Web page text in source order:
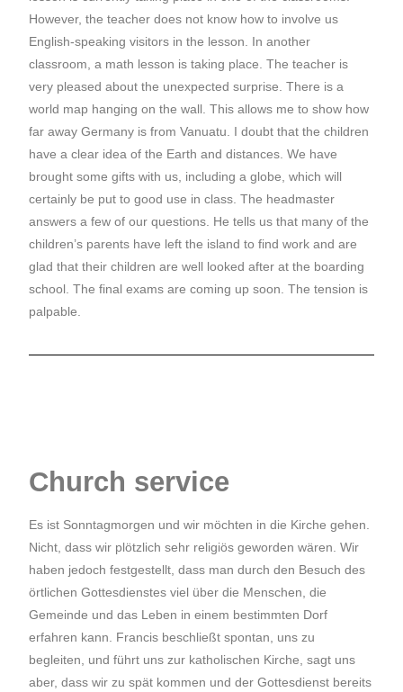
However, the teacher does not know how to involve us
English-speaking visitors in the lesson. In another
classroom, a math lesson is taking place. The teacher is
very pleased about the unexpected surprise. There is a
world map hanging on the wall. This allows me to show how
far away Germany is from Vanuatu. I doubt that the children
have a clear idea of the Earth and distances. We have
brought some gifts with us, including a globe, which will
certainly be put to good use in class. The headmaster
answers a few of our questions. He tells us that many of the
children’s parents have left the island to find work and are
glad that their children are well looked after at the boarding
school. The final exams are coming up soon. The tension is
palpable.
Church service
Es ist Sonntagmorgen und wir möchten in die Kirche gehen.
Nicht, dass wir plötzlich sehr religiös geworden wären. Wir
haben jedoch festgestellt, dass man durch den Besuch des
örtlichen Gottesdienstes viel über die Menschen, die
Gemeinde und das Leben in einem bestimmten Dorf
erfahren kann. Francis beschließt spontan, uns zu
begleiten, und führt uns zur katholischen Kirche, sagt uns
aber, dass wir zu spät kommen und der Gottesdienst bereits